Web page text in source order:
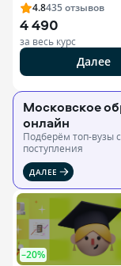
4.8435отзывов
4 490
за весь курс
Далее
Московское
онлайн
Подберём топ-вузы
поступления
ДАЛЕЕ
–20%